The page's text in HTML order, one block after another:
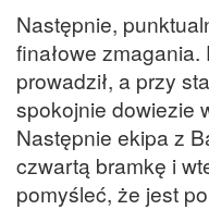
Następnie,
finałowe
prowadził, a przy
spokojnie dowiezie
Następnie ekipa z
czwartą bramkę i
pomyśleć, że jest